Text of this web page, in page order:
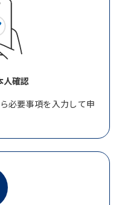
人確認
必要事項を入力して申